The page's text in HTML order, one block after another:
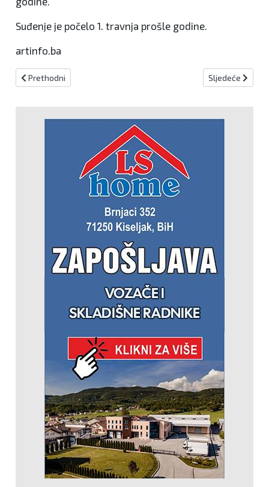
Suđenje je počelo 1. travnja prošle godine.
artinfo.ba
Prethodni članak: Vlada osniva javnu ustanovu za starateljsku
Prethodni Sljedeći
Sljedeće